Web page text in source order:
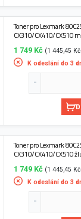
Toner pro Lexmark
CX310/CX410/CX510
1 749 Kč (1 445,45
K odeslání do 3
Toner pro Lexmark
CX310/CX410/CX510
1 749 Kč (1 445,45
K odeslání do 3